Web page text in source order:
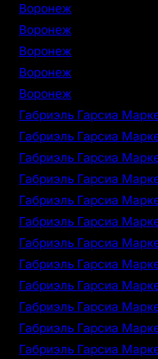
Воронеж
Воронеж
Воронеж
Воронеж
Воронеж
Габриэль Гарсиа
Габриэль Гарсиа
Габриэль Гарсиа
Габриэль Гарсиа
Габриэль Гарсиа
Габриэль Гарсиа
Габриэль Гарсиа
Габриэль Гарсиа
Габриэль Гарсиа
Габриэль Гарсиа
Габриэль Гарсиа
Габриэль Гарсиа